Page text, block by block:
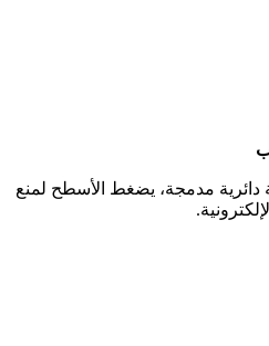
مدمجة، يضغط الأسطح لمنع